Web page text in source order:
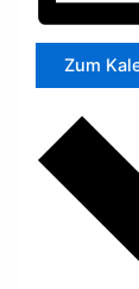
Zum